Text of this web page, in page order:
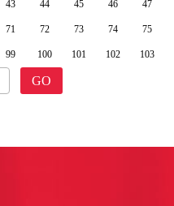
43 44 45 46 47
71 72 73 74 75
99 100 101 102 103
GO